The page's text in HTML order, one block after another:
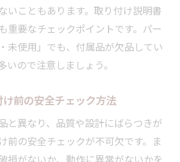
いこともあります。取り付け説明書
重要なチェックポイントです。パー
未使用」でも、付属品が欠品してい
いので注意しましょう。
前の安全チェック方法
と異なり、品質や設計にばらつきが
前の安全チェックが不可欠です。ま
損がないか、動作に異常がないかを